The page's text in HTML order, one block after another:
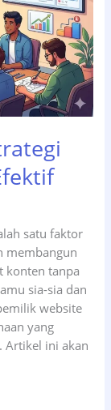
satu faktor
membangun
konten tanpa
sia-sia dan
website
yang
Artikel ini akan